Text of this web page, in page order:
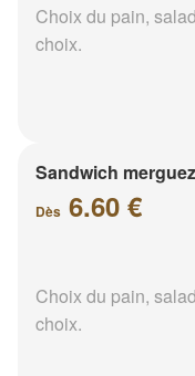
Choix du pain,
choix.
Sandwich merguez
Dès 6.60 €
Choix du pain,
choix.